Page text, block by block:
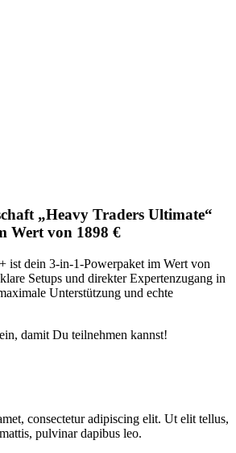
„Heavy Traders Ultimate“
Wert von 1898 €
ist dein 3-in-1-Powerpaket im Wert von
Setups und direkter Expertenzugang in
Unterstützung und echte
damit Du teilnehmen kannst!
consectetur adipiscing elit. Ut elit tellus,
pulvinar dapibus leo.